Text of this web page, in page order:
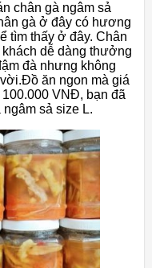
chân gà ngâm sả
gà ở đây có hương
tìm thấy ở đây. Chân
dễ dàng thưởng
đà nhưng không
ăn ngon mà giá
VNĐ, bạn đã
sả size L.